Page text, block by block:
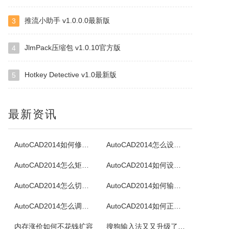
ZipCentral
DVDPlusIdentifier是一款能够从DVD+R/W盘片读出某种独特盘片参数的程序，它是一款提供了与其它读取DVD-R/W介质参数软件相同功能的应用于DVD+R/W的程序。
一款免费强大的ISO映像文件创建,解压和刻录工具，它可以创建一个ISO镜像文件，从ISO映像中提取内容，以及刻录ISO映像文件到DVD光盘。
淘淘照片瘦身之星
3 推流小助手 v1.0.0.0最新版
4 JlmPack压缩包 v1.0.10官方版
5 Hotkey Detective v1.0最新版
最新资讯
AutoCAD2014如何修改标注文字 AutoCAD2014怎么设置透明度
AutoCAD2014怎么矩阵阵列 AutoCAD2014如何设置延伸图形
AutoCAD2014怎么切换经典模式 AutoCAD2014如何输入文字
AutoCAD2014怎么调出工具栏 AutoCAD2014如何正确卸载
内存涨价如何不花钱扩容 搜狗输入法又又升级了！新增跨设备复制粘贴”，告别文件传输助手！